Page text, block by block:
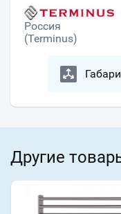
Россия
(Terminus)
Другие